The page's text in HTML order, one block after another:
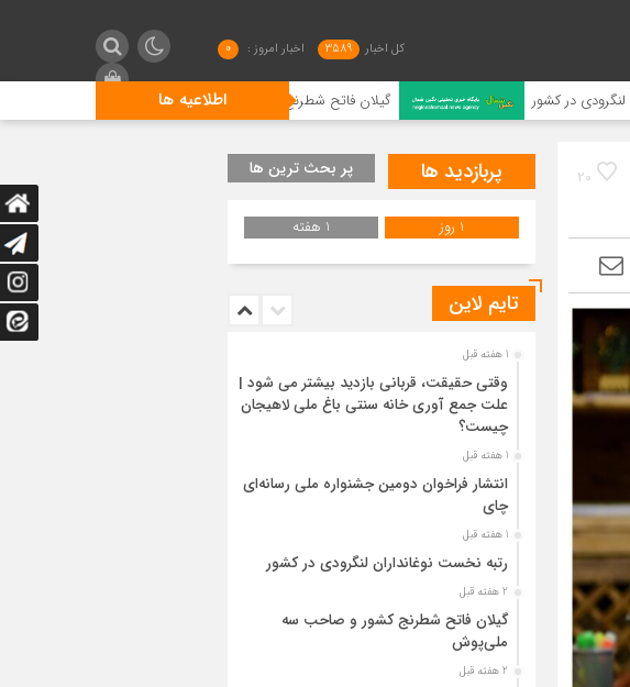
کل اخبار 3589 اخبار امروز : 0
اطلاعیه هاگیلان فاتح شطرنج کشور و صاحب سه ملی‌پوش
20 پربازدید ها پر بحث ترین ها
1 روز 1 هفته
تایم لاین
1 هفته قبل
وقتی حقیقت، قربانی بازدید بیشتر می شود |
علت جمع آوری خانه سنتی باغ ملی لاهیجان
چیست؟
1 هفته قبل
انتشار فراخوان دومین جشنواره ملی رسانه‌ای
چای
1 هفته قبل
رتبه نخست نوغانداران لنگرودی در کشور
2 هفته قبل
گیلان فاتح شطرنج کشور و صاحب سه
ملی‌پوش
2 هفته قبل